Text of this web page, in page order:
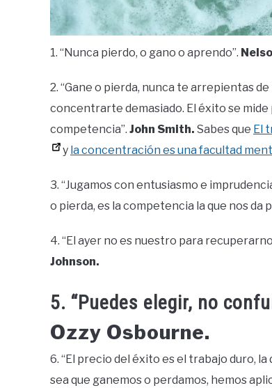
1. “Nunca pierdo, o gano o aprendo”.
2. “Gane o pierda, nunca te arrepientas
concentrarte demasiado. El éxito se
competencia”. John Smith. Sabes que El
y la concentración es una facultad
3. “Jugamos con entusiasmo e
o pierda, es la competencia la que nos da
4. “El ayer no es nuestro para
Johnson.
5. “Puedes elegir, no
Ozzy Osbourne.
6. “El precio del éxito es el trabajo duro,
sea que ganemos o perdamos, hemos